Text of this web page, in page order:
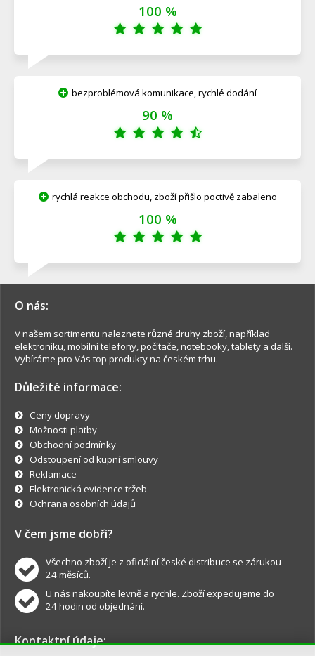
100 %
bezproblémová komunikace, rychlé dodání
90 %
rychlá reakce obchodu, zboží přišlo poctivě zabaleno
100 %
O nás:
V našem sortimentu naleznete různé druhy zboží, například
elektroniku, mobilní telefony, počítače, notebooky, tablety a další.
Vybíráme pro Vás top produkty na českém trhu.
Důležité informace:
Ceny dopravy
Možnosti platby
Obchodní podmínky
Odstoupení od kupní smlouvy
Reklamace
Elektronická evidence tržeb
Ochrana osobních údajů
V čem jsme dobří?
Všechno zboží je z oficiální české distribuce se zárukou
24 měsíců.
U nás nakoupíte levně a rychle. Zboží expedujeme do
24 hodin od objednání.
Kontaktní údaje: